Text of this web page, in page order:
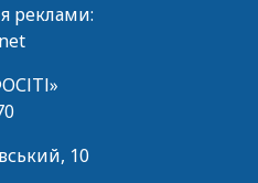
реклами:
10